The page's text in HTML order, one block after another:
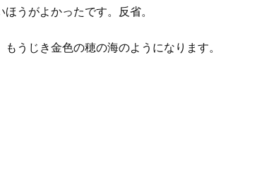
うがよかったです。反省。
じき金色の穂の海のようになります。